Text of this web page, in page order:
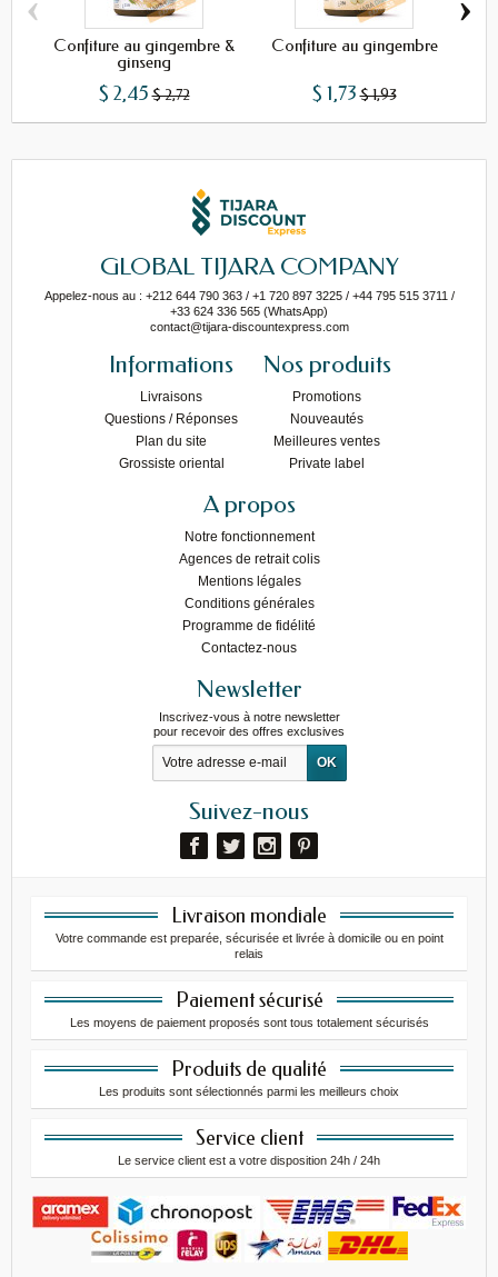
Confiture au gingembre &
ginseng
$ 2,45 $ 2,72
Confiture au gingembre
$ 1,73 $ 1,93
GLOBAL TIJARA COMPANY
Appelez-nous au : +212 644 790 363 / +1 720 897 3225 / +44 795 515 3711 /
+33 624 336 565 (WhatsApp)
contact@tijara-discountexpress.com
Informations
Livraisons
Questions / Réponses
Plan du site
Grossiste oriental
Nos produits
Promotions
Nouveautés
Meilleures ventes
Private label
A propos
Notre fonctionnement
Agences de retrait colis
Mentions légales
Conditions générales
Programme de fidélité
Contactez-nous
Newsletter
Inscrivez-vous à notre newsletter
pour recevoir des offres exclusives
Suivez-nous
Livraison mondiale
Votre commande est preparée, sécurisée et livrée à domicile ou en point
relais
Paiement sécurisé
Les moyens de paiement proposés sont tous totalement sécurisés
Produits de qualité
Les produits sont sélectionnés parmi les meilleurs choix
Service client
Le service client est a votre disposition 24h / 24h